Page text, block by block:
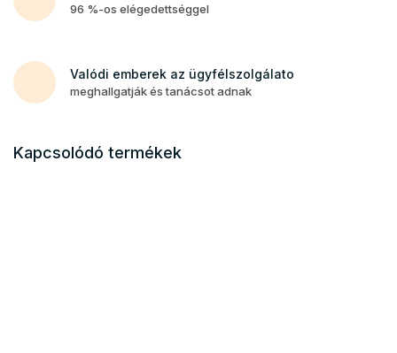
96 %-os elégedettséggel
Valódi emberek az ügyfélszolgálato
meghallgatják és tanácsot adnak
Kapcsolódó termékek